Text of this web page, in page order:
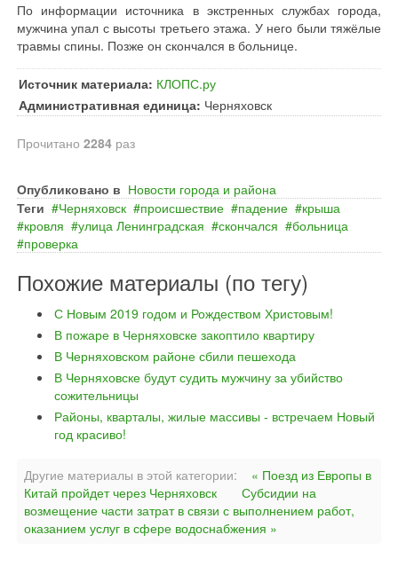
По информации источника в экстренных службах города,
мужчина упал с высоты третьего этажа. У него были тяжёлые
травмы спины. Позже он скончался в больнице.
Источник материала: КЛОПС.ру
Административная единица: Черняховск
Прочитано 2284 раз
Опубликовано в Новости города и района
Теги
Черняховск происшествие падение
крыша
кровля
улица Ленинградская скончался
больница
проверка
Похожие материалы (по тегу)
С Новым 2019 годом и Рождеством Христовым!
В пожаре в Черняховске закоптило квартиру
В Черняховском районе сбили пешехода
В Черняховске будут судить мужчину за убийство
сожительницы
Районы, кварталы, жилые массивы - встречаем Новый
год красиво!
Другие материалы в этой категории:
« Поезд из Европы в
Китай пройдет через Черняховск
Субсидии на
возмещение части затрат в связи с выполнением работ,
оказанием услуг в сфере водоснабжения »